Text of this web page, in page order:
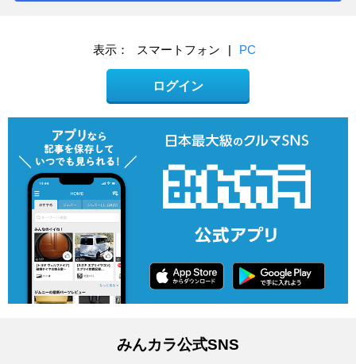
表示： スマートフォン | PC
ログイン
みんカラ公式SNS